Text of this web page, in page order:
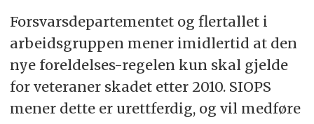
Forsvarsdepartementet og flertallet i
arbeidsgruppen mener imidlertid at den
nye foreldelses-regelen kun skal gjelde
for veteraner skadet etter 2010. SIOPS
mener dette er urettferdig, og vil medføre